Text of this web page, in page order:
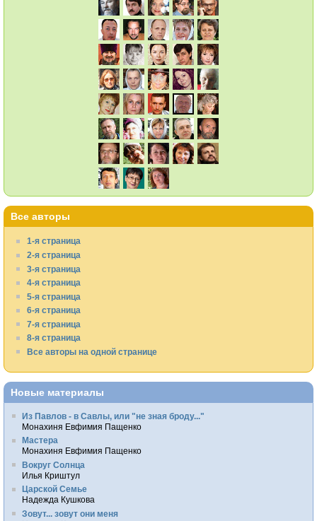
Все авторы
1-я страница
2-я страница
3-я страница
4-я страница
5-я страница
6-я страница
7-я страница
8-я страница
Все авторы на одной странице
Новые материалы
Из Павлов - в Савлы, или "не зная броду..."
Монахиня Евфимия Пащенко
Мастера
Монахиня Евфимия Пащенко
Вокруг Солнца
Илья Криштул
Царской Семье
Надежда Кушкова
Зовут... зовут они меня